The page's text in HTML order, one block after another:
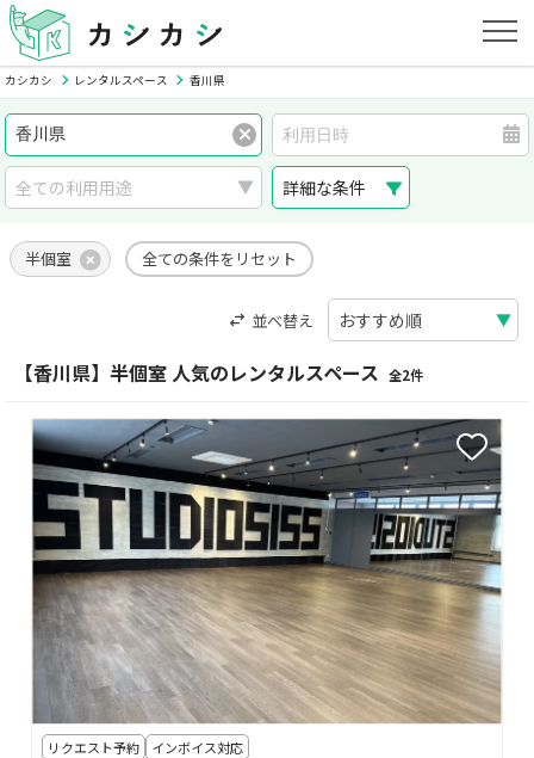
カシカシ レンタルスペース 香川県
詳細な条件
半個室 全ての条件をリセット
並べ替え
【香川県】半個室 人気のレンタルスペース 全2件
リクエスト予約 インボイス対応